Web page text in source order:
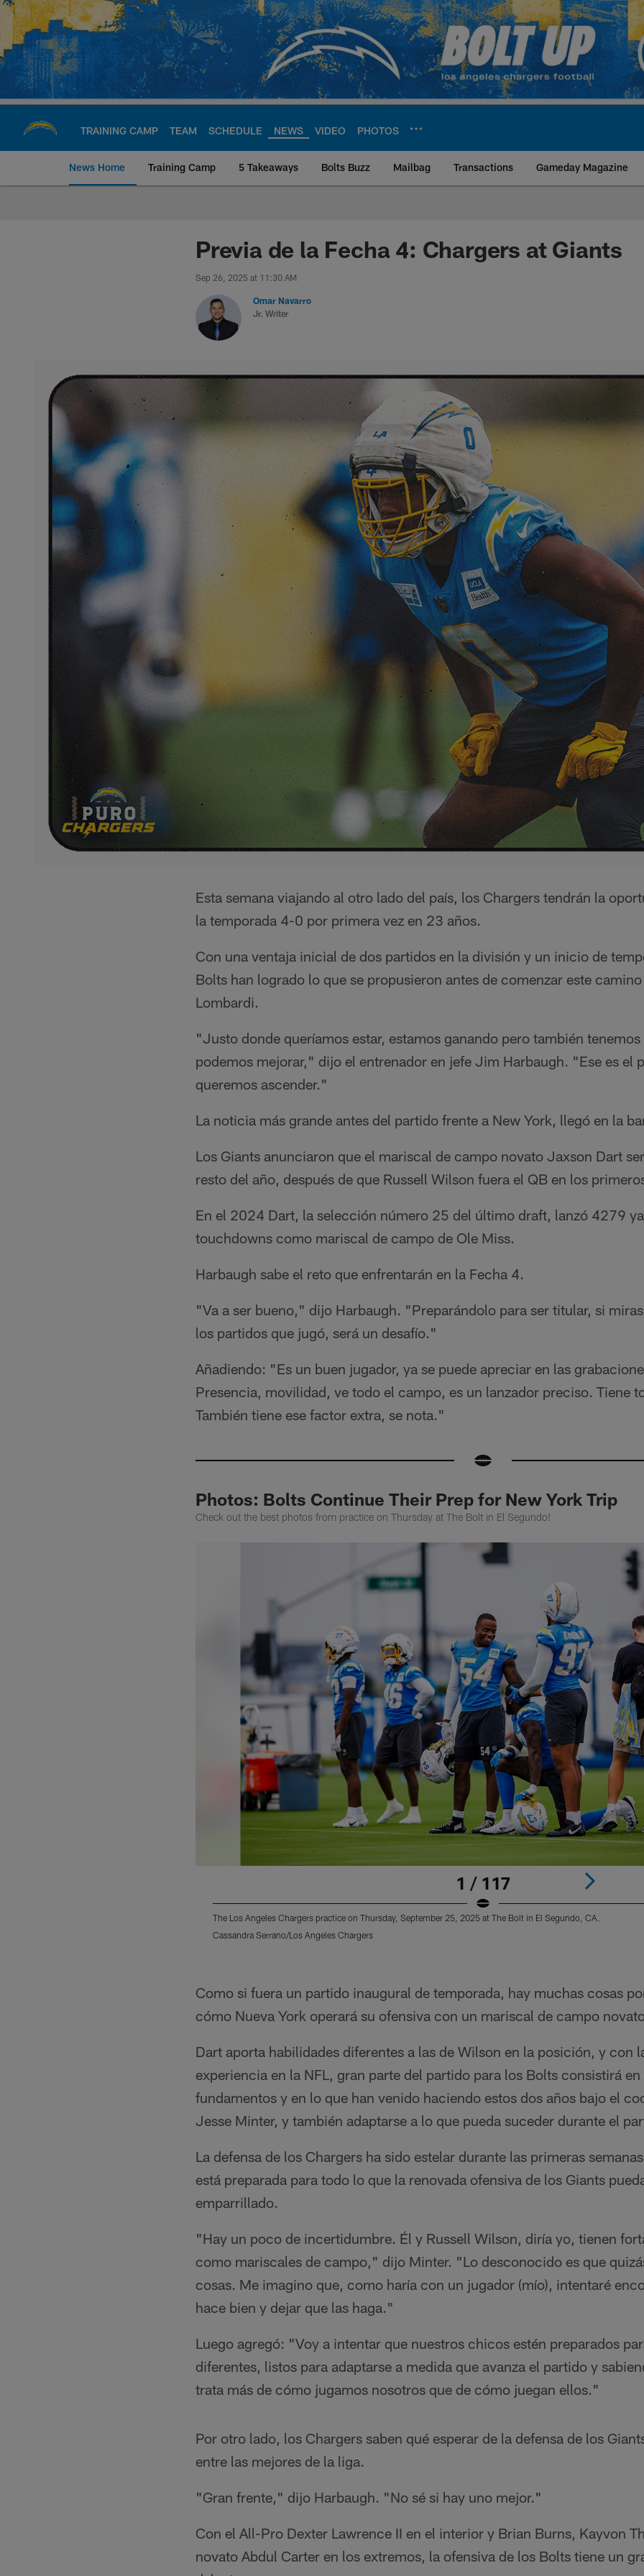
Skip
main
content
TRAINING CAMP TEAM SCHEDULE NEWS VIDEO PHOTOS
News Home Training Camp 5 Takeaways Bolts Buzz Mailbag Transactions Gameday Magazine
Chargers Official Site | Los Angeles
Previa de la Fecha 4: Chargers at Giants
Sep 26, 2025 at 11:30 AM
Omar Navarro
Jr. Writer
Esta semana viajando al otro lado del país, los Chargers tendrán la
la temporada 4-0 por primera vez en 23 años.
Con una ventaja inicial de dos partidos en la división y un inicio de
Bolts han logrado lo que se propusieron antes de comenzar este
Lombardi.
"Justo donde queríamos estar, estamos ganando pero también
podemos mejorar," dijo el entrenador en jefe Jim Harbaugh. "Ese es el
queremos ascender."
La noticia más grande antes del partido frente a New York, llegó en la
Los Giants anunciaron que el mariscal de campo novato Jaxson Dart
resto del año, después de que Russell Wilson fuera el QB en los
En el 2024 Dart, la selección número 25 del último draft, lanzó 4279
touchdowns como mariscal de campo de Ole Miss.
Harbaugh sabe el reto que enfrentarán en la Fecha 4.
"Va a ser bueno," dijo Harbaugh. "Preparándolo para ser titular, si
los partidos que jugó, será un desafío."
Añadiendo: "Es un buen jugador, ya se puede apreciar en las
Presencia, movilidad, ve todo el campo, es un lanzador preciso. Tiene
También tiene ese factor extra, se nota."
Photos: Bolts Continue Their Prep for New York Trip
Check out the best photos from practice on Thursday at The Bolt in El Segundo!
1 / 117
The Los Angeles Chargers practice on Thursday, September 25, 2025 at The Bolt in El Segundo, CA.
Cassandra Serrano/Los Angeles Chargers
Como si fuera un partido inaugural de temporada, hay muchas cosas
cómo Nueva York operará su ofensiva con un mariscal de campo
Dart aporta habilidades diferentes a las de Wilson en la posición, y con
experiencia en la NFL, gran parte del partido para los Bolts consistirá
fundamentos y en lo que han venido haciendo estos dos años bajo el
Jesse Minter, y también adaptarse a lo que pueda suceder durante el
La defensa de los Chargers ha sido estelar durante las primeras
está preparada para todo lo que la renovada ofensiva de los Giants
emparrillado.
"Hay un poco de incertidumbre. Él y Russell Wilson, diría yo, tienen
como mariscales de campo," dijo Minter. "Lo desconocido es que
cosas. Me imagino que, como haría con un jugador (mío), intentaré
hace bien y dejar que las haga."
Luego agregó: "Voy a intentar que nuestros chicos estén preparados
diferentes, listos para adaptarse a medida que avanza el partido y
trata más de cómo jugamos nosotros que de cómo juegan ellos."
Por otro lado, los Chargers saben qué esperar de la defensa de los
entre las mejores de la liga.
"Gran frente," dijo Harbaugh. "No sé si hay uno mejor."
Con el All-Pro Dexter Lawrence II en el interior y Brian Burns, Kayvon
novato Abdul Carter en los extremos, la ofensiva de los Bolts tiene un